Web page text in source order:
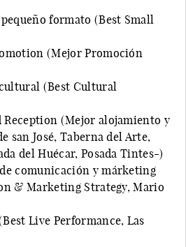
formato (Best Small
(Mejor Promoción
(Best Cultural
Reception (Mejor alojamiento y
san José, Taberna del Arte,
del Huécar, Posada Tintes-)
comunicación y márketing
& Marketing Strategy, Mario
Live Performance, Las